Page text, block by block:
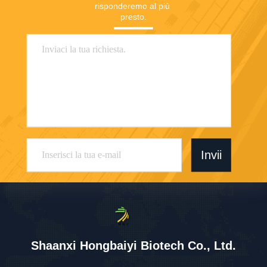
risponderemo al più
presto.
Invii
Shaanxi Hongbaiyi Biotech Co., Ltd.